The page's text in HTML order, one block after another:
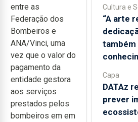
entre as
Federação dos
Bombeiros e
ANA/Vinci, uma
vez que o valor do
pagamento da
entidade gestora
aos serviços
prestados pelos
bombeiros em em
Cultura e
“A arte
também
Capa
DATAz
prever